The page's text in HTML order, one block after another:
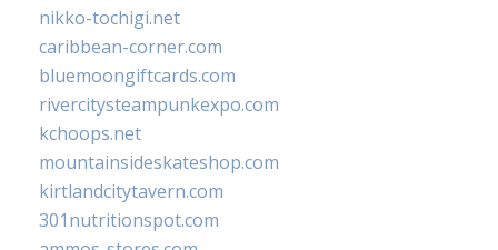
nikko-tochigi.net
caribbean-corner.com
bluemoongiftcards.com
rivercitysteampunkexpo.com
kchoops.net
mountainsideskateshop.com
kirtlandcitytavern.com
301nutritionspot.com